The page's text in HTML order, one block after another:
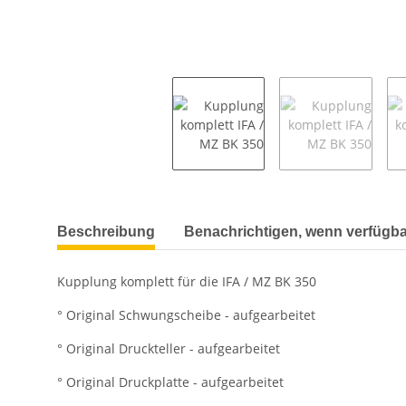
weitere Registerkarten anzeigen
Beschreibung Benachrichtigen, wenn
Kupplung komplett für die IFA / MZ BK 350
° Original Schwungscheibe - aufgearbeitet
° Original Druckteller - aufgearbeitet
° Original Druckplatte - aufgearbeitet